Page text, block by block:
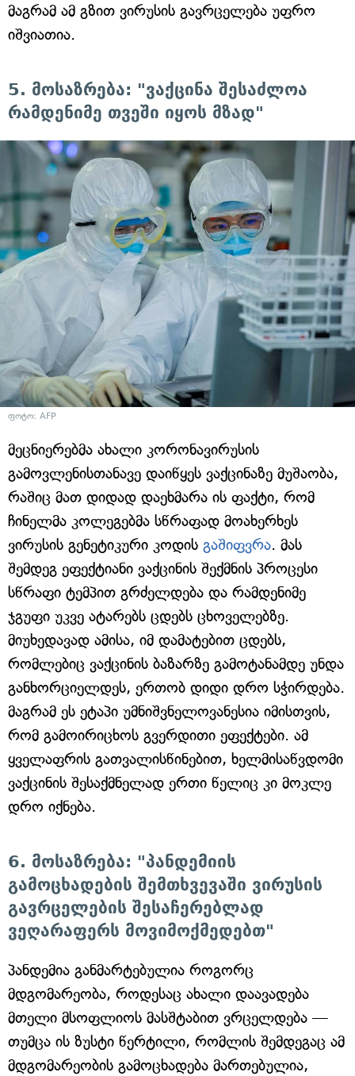
მაგრამ ამ გზით ვირუსის გავრცელება უფრო
იშვიათია.
5. მოსაზრება: "ვაქცინა შესაძლოა
რამდენიმე თვეში იყოს მზად"
ფოტო: AFP
მეცნიერებმა ახალი კორონავირუსის
გამოვლენისთანავე დაიწყეს ვაქცინაზე მუშაობა,
რაშიც მათ დიდად დაეხმარა ის ფაქტი, რომ
ჩინელმა კოლეგებმა სწრაფად მოახერხეს
ვირუსის გენეტიკური კოდის გაშიფვრა. მას
შემდეგ ეფექტიანი ვაქცინის შექმნის პროცესი
სწრაფი ტემპით გრძელდება და რამდენიმე
ჯგუფი უკვე ატარებს ცდებს ცხოველებზე.
მიუხედავად ამისა, იმ დამატებით ცდებს,
რომლებიც ვაქცინის ბაზარზე გამოტანამდე უნდა
განხორციელდეს, ერთობ დიდი დრო სჭირდება.
მაგრამ ეს ეტაპი უმნიშვნელოვანესია იმისთვის,
რომ გამოირიცხოს გვერდითი ეფექტები. ამ
ყველაფრის გათვალისწინებით, ხელმისაწვდომი
ვაქცინის შესაქმნელად ერთი წელიც კი მოკლე
დრო იქნება.
6. მოსაზრება: "პანდემიის
გამოცხადების შემთხვევაში ვირუსის
გავრცელების შესაჩერებლად
ვეღარაფერს მოვიმოქმედებთ"
პანდემია განმარტებულია როგორც
მდგომარეობა, როდესაც ახალი დაავადება
მთელი მსოფლიოს მასშტაბით ვრცელდება —
თუმცა ის ზუსტი წერტილი, რომლის შემდეგაც ამ
მდგომარეობის გამოცხადება მართებულია,